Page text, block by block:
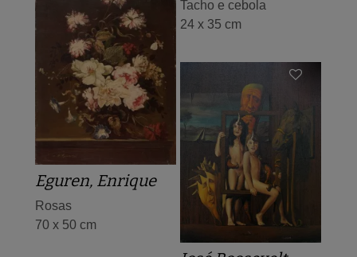
Tacho e cebola
24 x 35 cm
Eguren, Enrique
Rosas
70 x 50 cm